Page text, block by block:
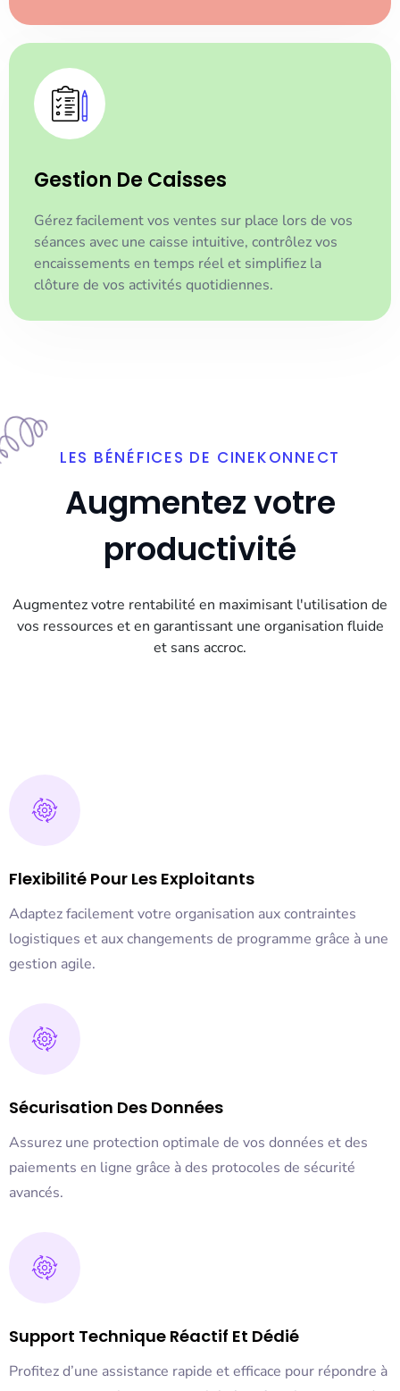
Gestion De Caisses
Gérez facilement vos ventes sur place lors de vos
séances avec une caisse intuitive, contrôlez vos
encaissements en temps réel et simplifiez la
clôture de vos activités quotidiennes.
LES BÉNÉFICES DE CINEKONNECT
Augmentez votre
productivité
Augmentez votre rentabilité en maximisant l'utilisation de
vos ressources et en garantissant une organisation fluide
et sans accroc.
Flexibilité Pour Les Exploitants
Adaptez facilement votre organisation aux contraintes
logistiques et aux changements de programme grâce à une
gestion agile.
Sécurisation Des Données
Assurez une protection optimale de vos données et des
paiements en ligne grâce à des protocoles de sécurité
avancés.
Support Technique Réactif Et Dédié
Profitez d’une assistance rapide et efficace pour répondre à